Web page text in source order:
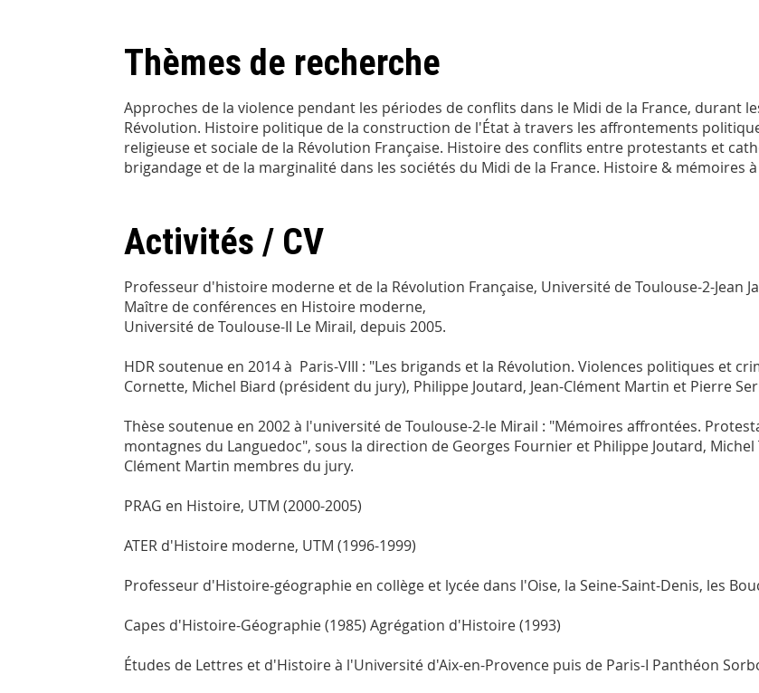
Thèmes de recherche
Approches de la violence pendant les périodes de conflits dans le Midi de la France, durant
Révolution. Histoire politique de la construction de l'État à travers les affrontements
religieuse et sociale de la Révolution Française. Histoire des conflits entre protestants et
brigandage et de la marginalité dans les sociétés du Midi de la France. Histoire &
Activités / CV
Professeur d'histoire moderne et de la Révolution Française, Université de Toulouse-2-Jean
Maître de conférences en Histoire moderne,
Université de Toulouse-II Le Mirail, depuis 2005.
HDR soutenue en 2014 à Paris-VIII : "Les brigands et la Révolution. Violences politiques et
Cornette, Michel Biard (président du jury), Philippe Joutard, Jean-Clément Martin et Pierre
Thèse soutenue en 2002 à l'université de Toulouse-2-le Mirail : "Mémoires affrontées.
montagnes du Languedoc", sous la direction de Georges Fournier et Philippe Joutard,
Clément Martin membres du jury.
PRAG en Histoire, UTM (2000-2005)
ATER d'Histoire moderne, UTM (1996-1999)
Professeur d'Histoire-géographie en collège et lycée dans l'Oise, la Seine-Saint-Denis, les
Capes d'Histoire-Géographie (1985) Agrégation d'Histoire (1993)
Études de Lettres et d'Histoire à l'Université d'Aix-en-Provence puis de Paris-I Panthéon